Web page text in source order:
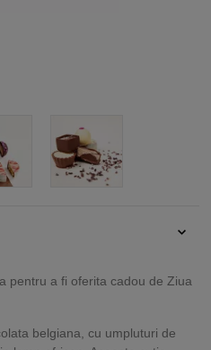
pentru a fi oferita cadou de Ziua
belgiana, cu umpluturi de